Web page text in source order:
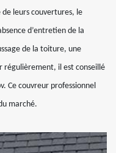
leurs couvertures, le
d’entretien de la
de la toiture, une
régulièrement, il est conseillé
Ce couvreur professionnel
marché.